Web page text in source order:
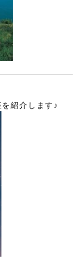
紹介します♪